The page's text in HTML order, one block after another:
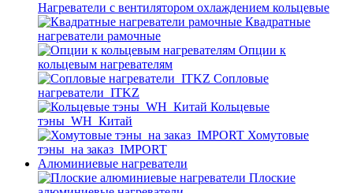
Нагреватели с вентилятором охлаждением кольцевые
Квадратные
нагреватели рамочные
Опции к
кольцевым нагревателям
Cопловые
нагреватели_ITKZ
Кольцевые
тэны_WH_Китай
Хомутовые
тэны_на заказ_IMPORT
Алюминиевые нагреватели
Плоские